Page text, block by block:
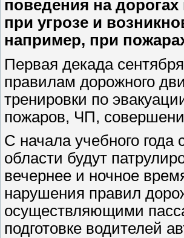
поведения на
при угрозе и
например, при
Первая декада
правилам дорожного
тренировки по
пожаров, ЧП,
С начала учебного
области будут
вечернее и ночное
нарушения правил
осуществляющими
подготовке водителей